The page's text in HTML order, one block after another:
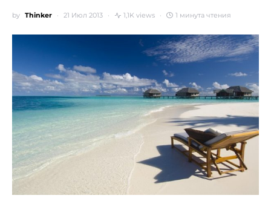
by Thinker 21 Июл 2013 1,1K views 1 минута чтения